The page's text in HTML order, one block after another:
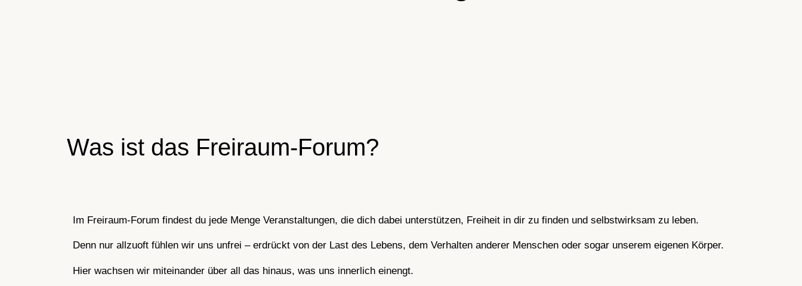
Was ist das Freiraum-Forum?
Im Freiraum-Forum findest du jede Menge Veranstaltungen, die dich dabei unterstützen, Freiheit in dir zu finden und selbstwirksam zu leben.
Denn nur allzuoft fühlen wir uns unfrei – erdrückt von der Last des Lebens, dem Verhalten anderer Menschen oder sogar unserem eigenen Körper.
Hier wachsen wir miteinander über all das hinaus, was uns innerlich einengt.